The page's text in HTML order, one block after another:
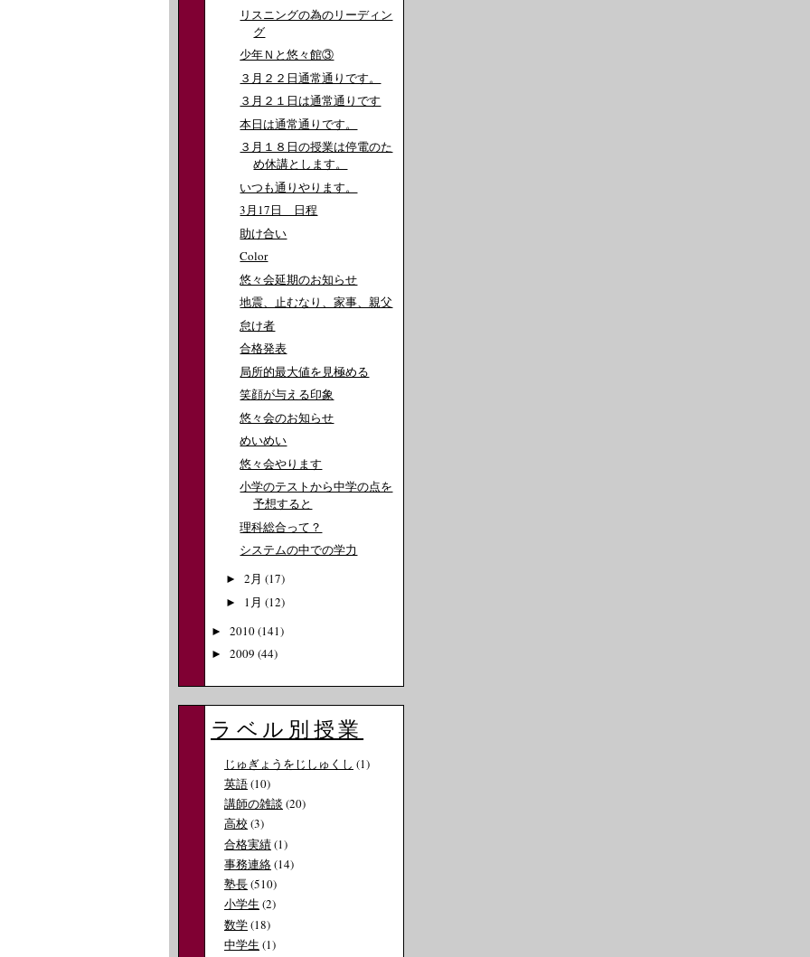
リスニングの為のリーディン
グ
少年Ｎと悠々館③
３月２２日通常通りです。
３月２１日は通常通りです
本日は通常通りです。
３月１８日の授業は停電のた
め休講とします。
いつも通りやります。
3月17日 日程
助け合い
Color
悠々会延期のお知らせ
地震、止むなり、家事、親父
怠け者
合格発表
局所的最大値を見極める
笑顔が与える印象
悠々会のお知らせ
めいめい
悠々会やります
小学のテストから中学の点を
予想すると
理科総合って？
システムの中での学力
► 2月 (17)
► 1月 (12)
► 2010(141)
► 2009 (44)
ラベル別授業
じゅぎょうをじしゅくし (1)
英語(10)
講師の雑談 (20)
高校 (3)
合格実績(1)
事務連絡(14)
塾長(510)
小学生 (2)
数学(18)
中学生 (1)